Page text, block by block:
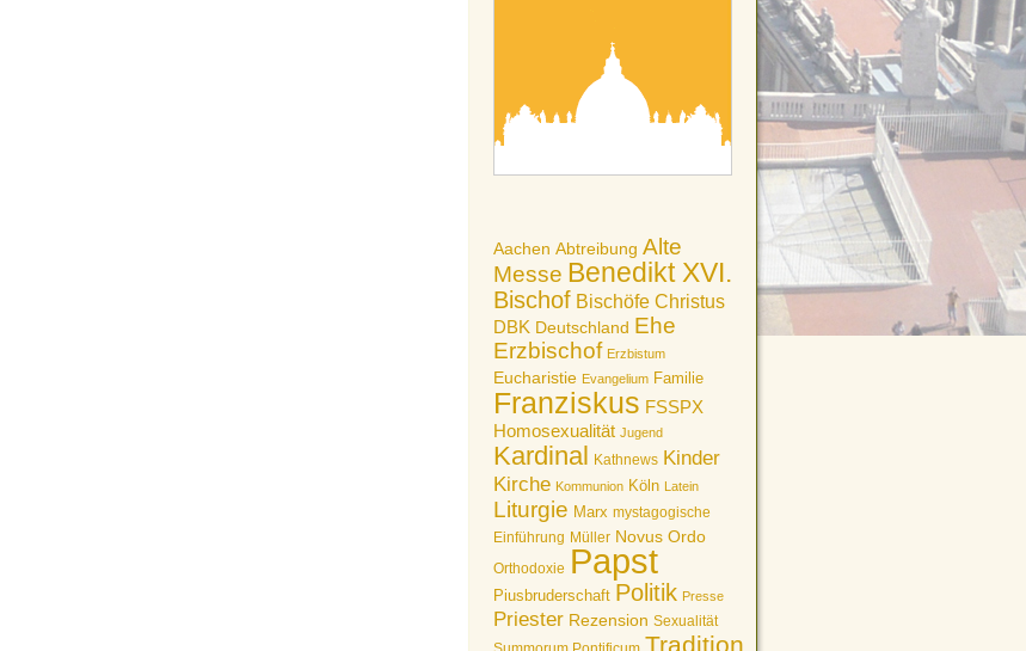
Aachen Abtreibung Alte
Messe Benedikt XVI.
Bischof Bischöfe Christus
DBK Deutschland Ehe
Erzbischof Erzbistum
Eucharistie Evangelium Familie
Franziskus FSSPX
Homosexualität Jugend
Kardinal Kathnews Kinder
Kirche Kommunion Köln Latein
Liturgie Marx mystagogische
Einführung Müller Novus Ordo
Orthodoxie Papst
Piusbruderschaft Politik Presse
Priester Rezension Sexualität
Tradition